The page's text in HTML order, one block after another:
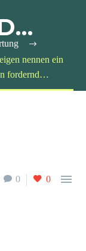
nennen ein
fordernd…
0 0 